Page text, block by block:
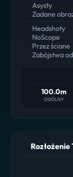
Asysty
Zadane
Headshoty
NoScope
Przez ściane
Zabójstwa
100.0m
OGÓLNY